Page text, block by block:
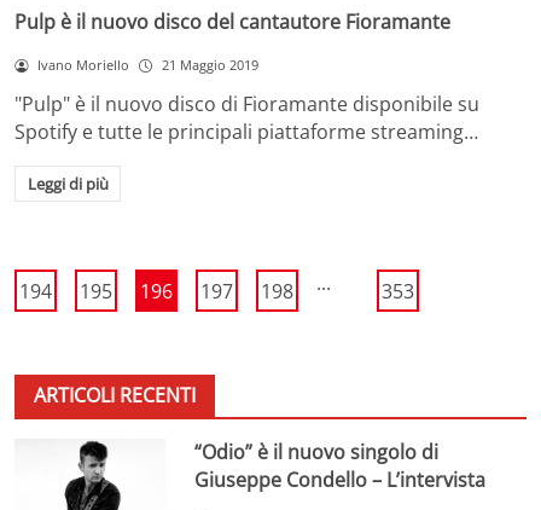
Pulp è il nuovo disco del cantautore Fioramante
Ivano Moriello 21 Maggio 2019
"Pulp" è il nuovo disco di Fioramante disponibile su
Spotify e tutte le principali piattaforme streaming…
Leggi di più
194 195 196 197 198 ... 353
ARTICOLI RECENTI
“Odio” è il nuovo singolo di
Giuseppe Condello – L’intervista